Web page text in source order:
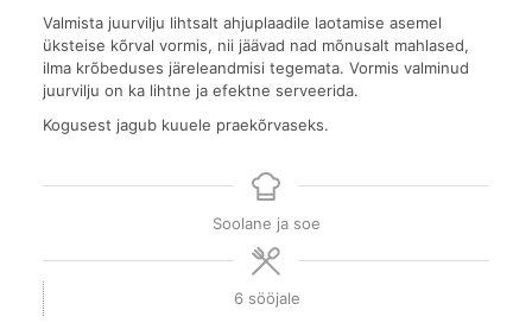
Valmista juurvilju lihtsalt ahjuplaadile laotamise asemel
üksteise kõrval vormis, nii jäävad nad mõnusalt mahlased,
ilma krõbeduses järeleandmisi tegemata. Vormis valminud
juurvilju on ka lihtne ja efektne serveerida.
Kogusest jagub kuuele praekõrvaseks.
Soolane ja soe
6 sööjale